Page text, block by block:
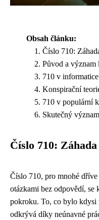
Obsah článku:
Číslo 710:
Původ a význam
710 v
Konspirační
710 v populární
Skutečný
Číslo 710:
Číslo 710, pro mnohé dříve
otázkami bez odpovědí, se
pokroku. To, co bylo kdysi
odkrývá díky neúnavné